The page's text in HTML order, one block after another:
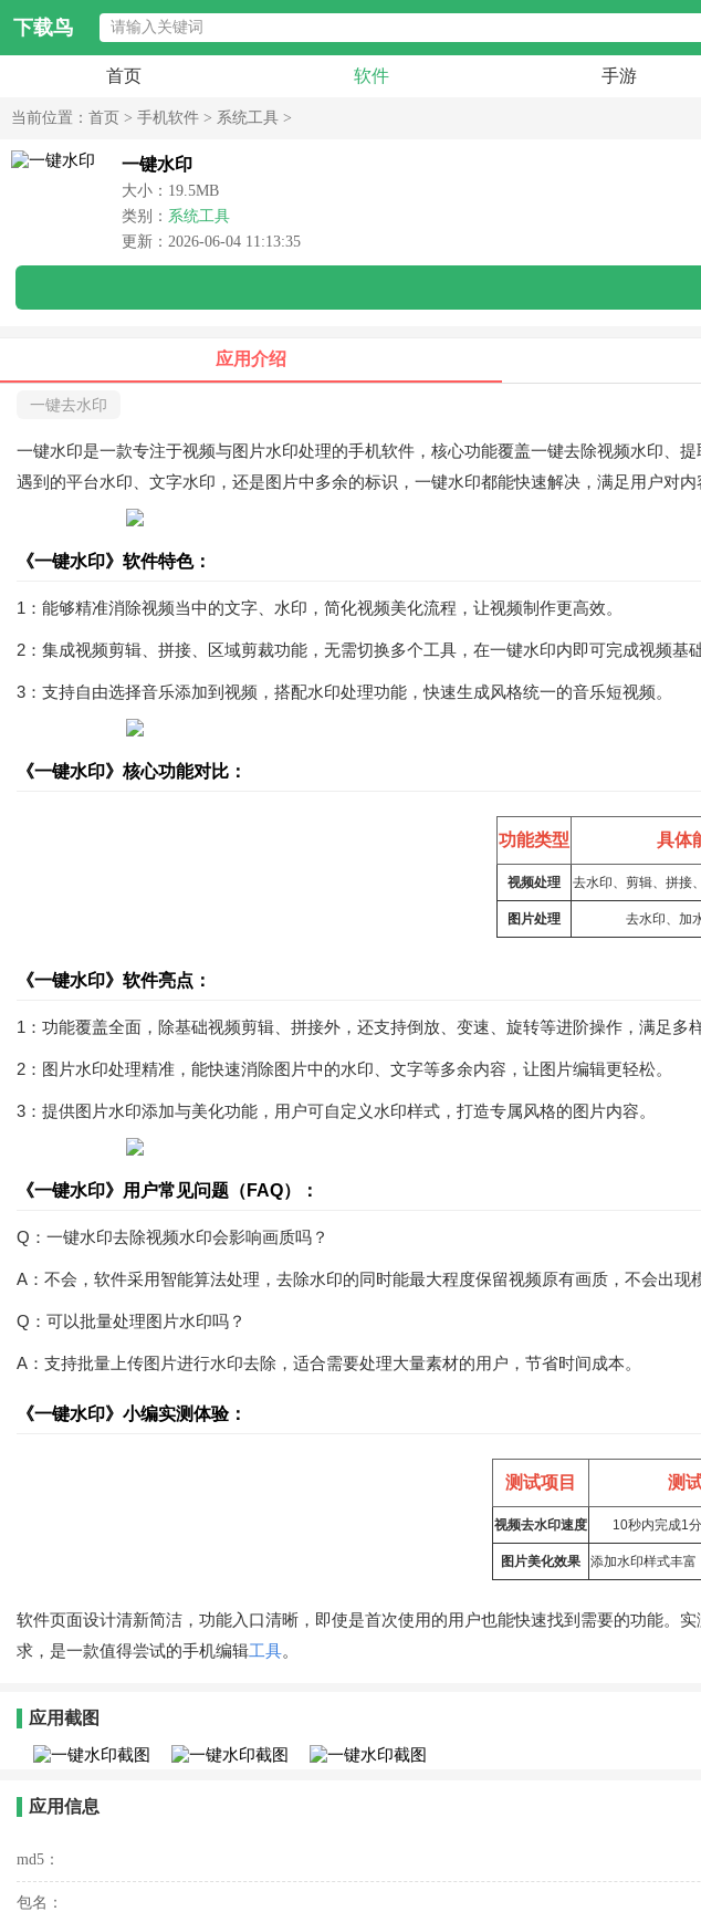
下载鸟
首页 软件 手游
当前位置： 首页 > 手机软件 > 系统工具 >
一键水印
大小：19.5MB
类别： 系统工具
更新：2026-06-04 11:13:35
应用介绍
一键去水印
一键水印是一款专注于视频与图片水印处理的手机软件，核心功能覆盖一键去除视频水印、
遇到的平台水印、文字水印，还是图片中多余的标识，一键水印都能快速解决，满足用户对
《一键水印》软件特色：
1：能够精准消除视频当中的文字、水印，简化视频美化流程，让视频制作更高效。
2：集成视频剪辑、拼接、区域剪裁功能，无需切换多个工具，在一键水印内即可完成视频基础
3：支持自由选择音乐添加到视频，搭配水印处理功能，快速生成风格统一的音乐短视频。
《一键水印》核心功能对比：
功能类型 具体
视频处理 去水印、剪辑、拼接
图片处理 去水印、加
《一键水印》软件亮点：
1：功能覆盖全面，除基础视频剪辑、拼接外，还支持倒放、变速、旋转等进阶操作，满足多
2：图片水印处理精准，能快速消除图片中的水印、文字等多余内容，让图片编辑更轻松。
3：提供图片水印添加与美化功能，用户可自定义水印样式，打造专属风格的图片内容。
《一键水印》用户常见问题（FAQ）：
Q：一键水印去除视频水印会影响画质吗？
A：不会，软件采用智能算法处理，去除水印的同时能最大程度保留视频原有画质，不会出现
Q：可以批量处理图片水印吗？
A：支持批量上传图片进行水印去除，适合需要处理大量素材的用户，节省时间成本。
《一键水印》小编实测体验：
测试项目 测
视频去水印速度 10秒内完成1
图片美化效果 添加水印样式丰
软件页面设计清新简洁，功能入口清晰，即使是首次使用的用户也能快速找到需要的功能。
求，是一款值得尝试的手机编辑工具。
应用截图
应用信息
md5：
包名：